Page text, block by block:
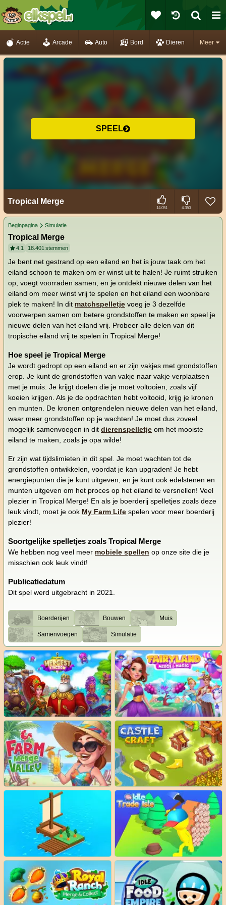
Meer
Actie Arcade Auto Bord Dieren
SPEEL
Tropical Merge
14.051 4.350
Beginpagina Simulatie
Tropical Merge
4.1 18.401stemmen
Je bent net gestrand op een eiland en het is jouw taak om het
eiland schoon te maken om er winst uit te halen! Je ruimt struiken
op, voegt voorraden samen, en je ontdekt nieuwe delen van het
eiland om meer winst vrij te spelen en het eiland een woonbare
plek te maken! In dit matchspelletje voeg je 3 dezelfde
voorwerpen samen om betere grondstoffen te maken en speel je
nieuwe delen van het eiland vrij. Probeer alle delen van dit
tropische eiland vrij te spelen in Tropical Merge!
Hoe speel je Tropical Merge
Je wordt gedropt op een eiland en er zijn vakjes met grondstoffen
erop. Je kunt de grondstoffen van vakje naar vakje verplaatsen
met je muis. Je krijgt doelen die je moet voltooien, zoals vijf
koeien krijgen. Als je de opdrachten hebt voltooid, krijg je kronen
en munten. De kronen ontgrendelen nieuwe delen van het eiland,
waar meer grondstoffen op je wachten! Je moet dus zoveel
mogelijk samenvoegen in dit dierenspelletje om het mooiste
eiland te maken, zoals je opa wilde!
Er zijn wat tijdslimieten in dit spel. Je moet wachten tot de
grondstoffen ontwikkelen, voordat je kan upgraden! Je hebt
energiepunten die je kunt uitgeven, en je kunt ook edelstenen en
munten uitgeven om het proces op het eiland te versnellen! Veel
plezier in Tropical Merge! En als je boerderij spelletjes zoals deze
leuk vindt, moet je ook My Farm Life spelen voor meer boerderij
plezier!
Soortgelijke spelletjes zoals Tropical Merge
We hebben nog veel meer mobiele spellen op onze site die je
misschien ook leuk vindt!
Publicatiedatum
Dit spel werd uitgebracht in 2021.
Boerderijen Bouwen Muis
Samenvoegen Simulatie